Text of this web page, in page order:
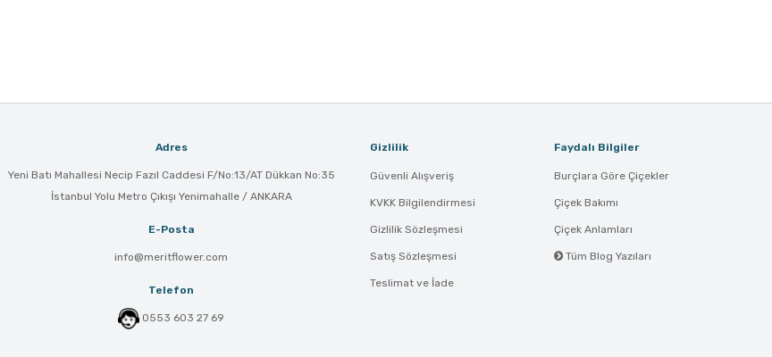
Adres
Yeni Batı Mahallesi Necip Fazıl Caddesi F/No:13/AT Dükkan No:35
İstanbul Yolu Metro Çıkışı Yenimahalle / ANKARA
E-Posta
info@meritflower.com
Telefon
0553 603 27 69
Gizlilik
Güvenli Alışveriş
KVKK Bilgilendirmesi
Gizlilik Sözleşmesi
Satış Sözleşmesi
Teslimat ve İade
Faydalı Bilgiler
Burçlara Göre Çiçekler
Çiçek Bakımı
Çiçek Anlamları
Tüm Blog Yazıları